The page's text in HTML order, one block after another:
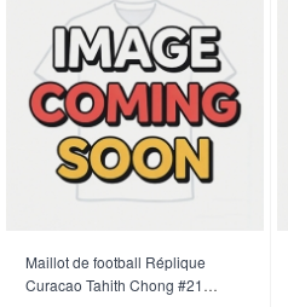
Maillot de football Réplique
Curacao Tahith Chong #21